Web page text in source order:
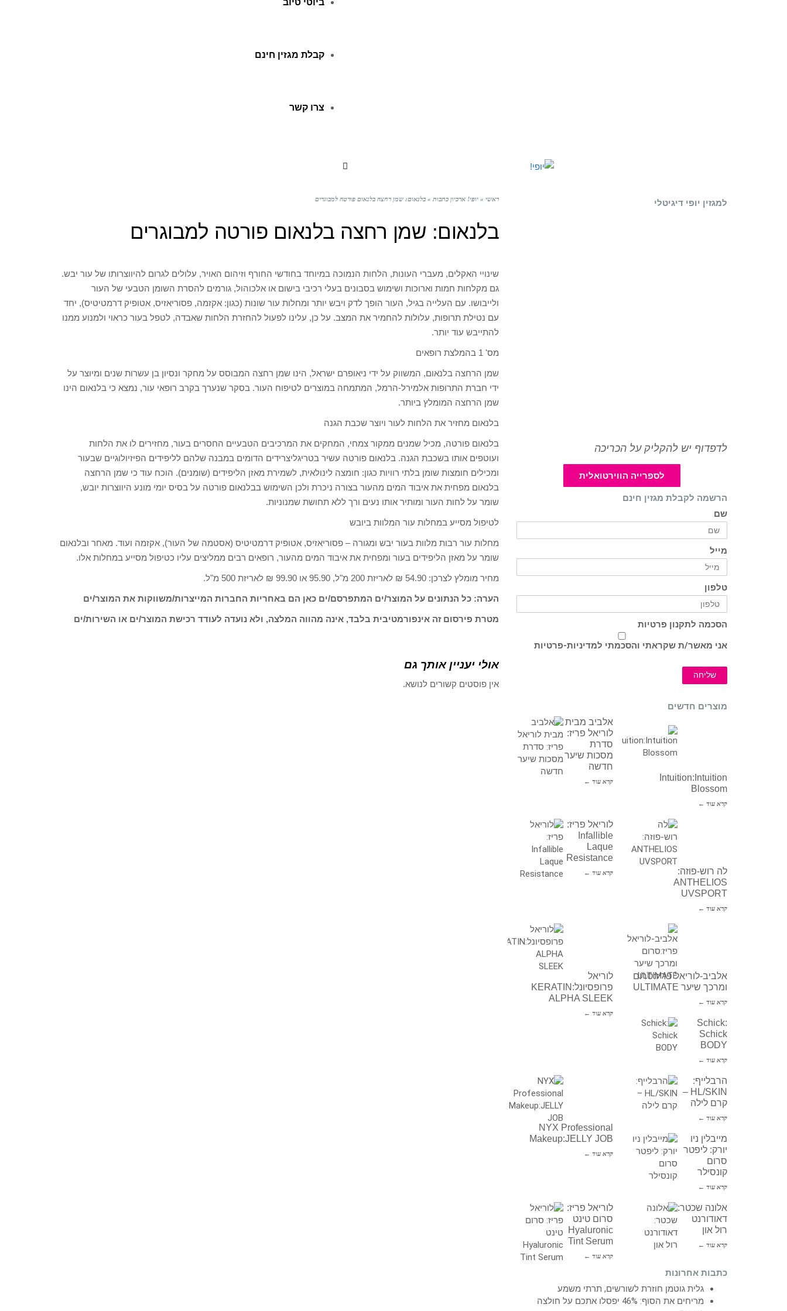
ביוטי טיוב
קבלת מגזין חינם
צרו קשר
ראשי » יופי! ארכיון כתבות » בלנאום: שמן רחצה בלנאום פורטה למבוגרים
בלנאום: שמן רחצה בלנאום פורטה למבוגרים
שינויי האקלים, מעברי העונות, הלחות הנמוכה במיוחד בחודשי החורף וזיהום האויר, עלולים לגרום להיווצרותו של עור יבש.
גם מקלחות חמות וארוכות ושימוש בסבונים בעלי רכיבי בישום או אלכוהול, גורמים להסרת השומן הטבעי של העור
ולייבושו. עם העלייה בגיל, העור הופך לדק ויבש יותר ומחלות עור שונות (כגון: אקזמה, פסוריאזיס, אטופיק דרמטיטיס), יחד
עם נטילת תרופות, עלולות להחמיר את המצב. על כן, עלינו לפעול להחזרת הלחות שאבדה, לטפל בעור כראוי ולמנוע ממנו
להתייבש עוד יותר.
מס' 1 בהמלצת רופאים
שמן הרחצה בלנאום, המשווק על ידי ניאופרם ישראל, הינו שמן רחצה המבוסס על מחקר ונסיון בן עשרות שנים ומיוצר על
ידי חברת התרופות אלמירל-הרמל, המתמחה במוצרים לטיפוח העור. בסקר שנערך בקרב רופאי עור, נמצא כי בלנאום הינו
שמן הרחצה המומלץ ביותר.
בלנאום מחזיר את הלחות לעור ויוצר שכבת הגנה
בלנאום פורטה, מכיל שמנים ממקור צמחי, המחקים את המרכיבים הטבעיים החסרים בעור, מחזירים לו את הלחות
ועוטפים אותו בשכבת הגנה. בלנאום פורטה עשיר בטריגליצרידים הדומים במבנה שלהם לליפידים הפיזיולוגיים שבעור
ומכילים חומצות שומן בלתי רוויות כגון: חומצה לינולאית, לשמירת מאזן הליפידים (שומנים). הוכח עוד כי שמן הרחצה
בלנאום מפחית את איבוד המים מהעור בצורה ניכרת ולכן השימוש בבלנאום פורטה על בסיס יומי מונע היווצרות יובש,
שומר על לחות העור ומותיר אותו נעים ורך ללא תחושת שמנוניות.
לטיפול מסייע במחלות עור המלוות ביובש
מחלות עור רבות מלוות בעור יבש ומגורה – פסוריאזיס, אטופיק דרמטיטיס (אסטמה של העור), אקזמה ועוד. מאחר ובלנאום
שומר על מאזן הליפידים בעור ומפחית את איבוד המים מהעור, רופאים רבים ממליצים עליו כטיפול מסייע במחלות אלו.
מחיר מומלץ לצרכן: 54.90 ₪ לאריזת 200 מ"ל, 95.90 או 99.90 ₪ לאריזת 500 מ"ל.
הערה: כל הנתונים על המוצר/ים המתפרסם/ים כאן הם באחריות החברות המייצרות/משווקות את המוצר/ים
מטרת פירסום זה אינפורמטיבית בלבד, אינה מהווה המלצה, ולא נועדה לעודד רכישת המוצר/ים או השירות/ים
אולי יעניין אותך גם
אין פוסטים קשורים לנושא.
למגזין יופי דיגיטלי
לדפדוף יש להקליק על הכריכה
לספרייה הווירטואלית
הרשמה לקבלת מגזין חינם
שם
מייל
טלפון
הסכמה לתקנון פרטיות
אני מאשר/ת שקראתי והסכמתי למדיניות-פרטיות
שליחה
מוצרים חדשים
אלביב מבית
לוריאל פריז:
סדרת
מסכות שיער
חדשה
קרא עוד ←
Intuition:Intuition
Blossom
קרא עוד ←
לוריאל פריז:
Infallible
Laque
Resistance
קרא עוד ←
לה רוש-פוזה:
ANTHELIOS
UVSPORT
קרא עוד ←
לוריאל
פרופסיונל:KERATIN
ALPHA SLEEK
קרא עוד ←
אלביב-לוריאל פריז:סרום
ומרכך שיער ULTIMATE
קרא עוד ←
Schick:
Schick
BODY
קרא עוד ←
NYX Professional
Makeup:JELLY JOB
קרא עוד ←
הרבלייף:
HL/SKIN –
קרם לילה
קרא עוד ←
מייבלין ניו
יורק: ליפטר
סרום
קונסילר
קרא עוד ←
לוריאל פריז:
סרום טינט
Hyaluronic
Tint Serum
קרא עוד ←
אלונה שכטר:
דאודורנט
רול און
קרא עוד ←
כתבות אחרונות
גלית גוטמן חוזרת לשורשים, תרתי משמע
מריחים את הסוף: 46% יפסלו אתכם על חולצה